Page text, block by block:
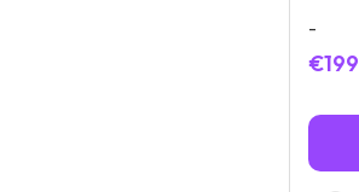
-
€199